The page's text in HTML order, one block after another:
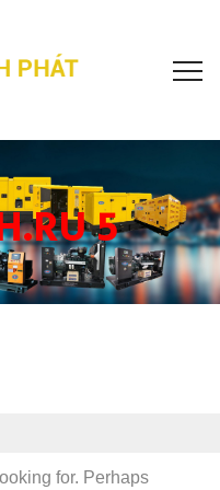
5
for. Perhaps